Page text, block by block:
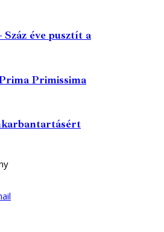
éve pusztít a
Primissima